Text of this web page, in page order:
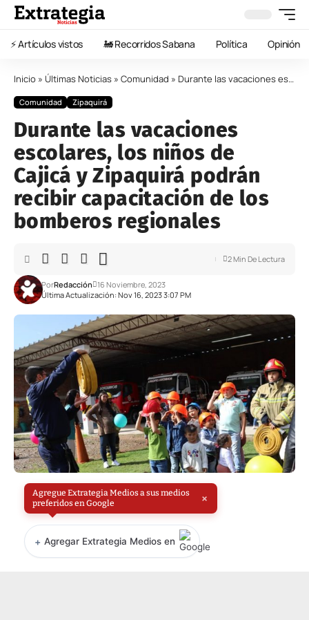
⚡️ Artículos vistos 🚂 Recorridos Sabana Política Opinión
Inicio » Últimas Noticias » Comunidad » Durante las vacaciones escolares, los niños de Cajicá y Zipaquirá podrán recibir capacitación de los bomberos regionales
Comunidad Zipaquirá
Durante las vacaciones
escolares, los niños de
Cajicá y Zipaquirá podrán
recibir capacitación de los
bomberos regionales
Última Actualización: Nov 16, 2023 3:07 PM
PorRedacción 16 Noviembre, 2023
2 Min De Lectura
Agregue Extrategia Medios a sus medios
preferidos en Google
×
+ Agregar Extrategia Medios en